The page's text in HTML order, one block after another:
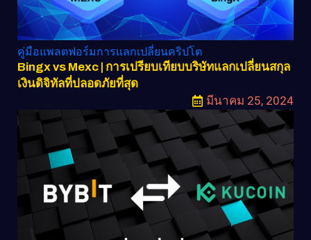
คู่มือแพลตฟอร์มการแลกเปลี่ยนคริปโต
Bingx vs Mexc | การเปรียบเทียบบริษัทแลกเปลี่ยนสกุล
เงินดิจิทัลที่ปลอดภัยที่สุด
มีนาคม 25, 2024